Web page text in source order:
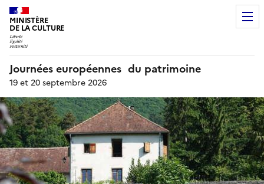
MINISTÈRE
DE LA CULTURE
Journées européennes du patrimoine
19 et 20 septembre 2026